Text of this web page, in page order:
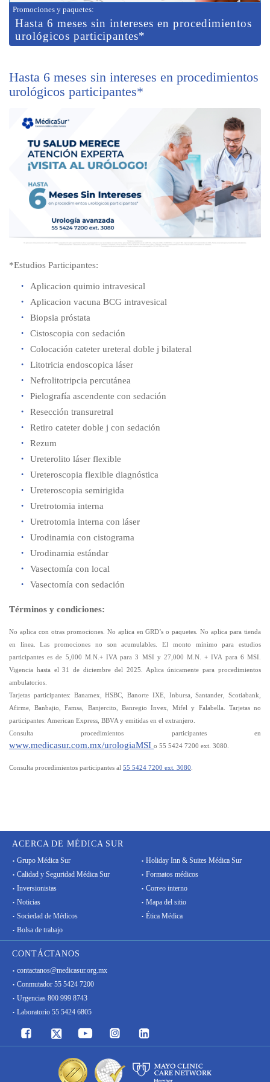
Promociones y paquetes:
Hasta 6 meses sin intereses en procedimientos
urológicos participantes*
Hasta 6 meses sin intereses en procedimientos
urológicos participantes*
*Estudios Participantes:
Aplicacion quimio intravesical
Aplicacion vacuna BCG intravesical
Biopsia próstata
Cistoscopia con sedación
Colocación cateter ureteral doble j bilateral
Litotricia endoscopica láser
Nefrolitotripcia percutánea
Pielografía ascendente con sedación
Resección transuretral
Retiro cateter doble j con sedación
Rezum
Ureterolito láser flexible
Ureteroscopia flexible diagnóstica
Ureteroscopia semirigida
Uretrotomia interna
Uretrotomia interna con láser
Urodinamia con cistograma
Urodinamia estándar
Vasectomía con local
Vasectomía con sedación
Términos y condiciones:
No aplica con otras promociones. No aplica en GRD’s o paquetes. No aplica para tienda
en línea. Las promociones no son acumulables. El monto mínimo para estudios
participantes es de 5,000 M.N.+ IVA para 3 MSI y 27,000 M.N. + IVA para 6 MSI.
Vigencia hasta el 31 de diciembre del 2025. Aplica únicamente para procedimientos
ambulatorios.
Tarjetas participantes: Banamex, HSBC, Banorte IXE, Inbursa, Santander, Scotiabank,
Afirme, Banbajio, Famsa, Banjercito, Banregio Invex, Mifel y Falabella. Tarjetas no
participantes: American Express, BBVA y emitidas en el extranjero.
Consulta procedimientos participantes en
www.medicasur.com.mx/urologiaMSI o 55 5424 7200 ext. 3080.
Consulta procedimientos participantes al 55 5424 7200 ext. 3080.
ACERCA DE MÉDICA SUR
Grupo Médica Sur
Calidad y Seguridad Médica Sur
Inversionistas
Noticias
Sociedad de Médicos
Bolsa de trabajo
Holiday Inn & Suites Médica Sur
Formatos médicos
Correo interno
Mapa del sitio
Ética Médica
CONTÁCTANOS
contactanos@medicasur.org.mx
Conmutador 55 5424 7200
Urgencias 800 999 8743
Laboratorio 55 5424 6805